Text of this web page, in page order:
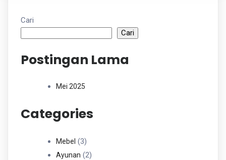
Cari
Cari
Postingan Lama
Mei 2025
Categories
Mebel 33
Produk
Ayunan 22